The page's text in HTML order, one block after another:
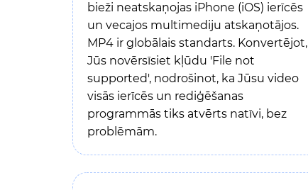
bieži neatskaņojas iPhone (iOS) ierīcēs
un vecajos multimediju atskaņotājos.
MP4 ir globālais standarts. Konvertējot,
Jūs novērsīsiet kļūdu 'File not
supported', nodrošinot, ka Jūsu video
visās ierīcēs un rediģēšanas
programmās tiks atvērts natīvi, bez
problēmām.